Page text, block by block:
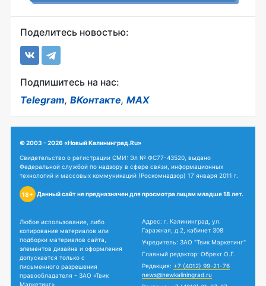
Поделитесь новостью:
Подпишитесь на нас:
Telegram, ВКонтакте, MAX
© 2003 - 2026 «Новый Калининград.Ru»
Свидетельство о регистрации СМИ: Эл № ФС77-43520, выдано
Федеральной службой по надзору в сфере связи, информационных
технологий и массовых коммуникаций (Роскомнадзор) 17 января 2011 г.
18+ Данный сайт не предназначен для просмотра лицам младше 18 лет.
Любое использование, либо
копирование материалов или
подборки материалов сайта,
элементов дизайна и оформления
допускается только с
письменного разрешения
правообладателя - ЗАО «Твик
Маркетинг».
Адрес: г. Калининград, ул.
Гаражная, д.2, кабинет 308
Учредитель: ЗАО "Твик Маркетинг"
Главный редактор: Обрехт О.Г.
Редакция: +7 (4012) 99-21-76
news@newkaliningrad.ru